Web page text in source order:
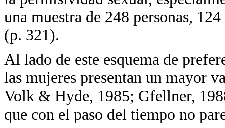
una muestra de 248 personas,
(p. 321).
Al lado de este esquema de
las mujeres presentan un mayor
Volk & Hyde, 1985; Gfellner,
que con el paso del tiempo no